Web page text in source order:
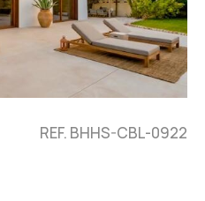
REF. BHHS-CBL-0922